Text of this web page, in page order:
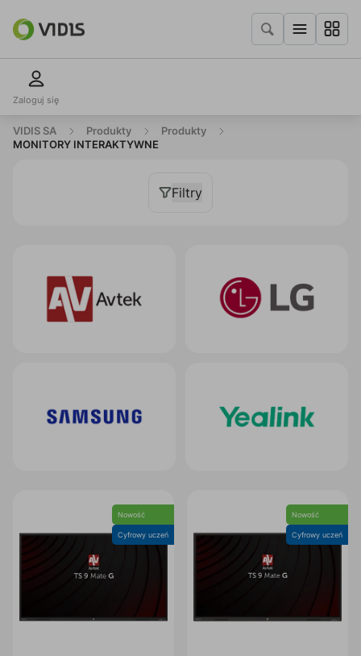
Zaloguj się
VIDIS SA Produkty
Produkty
MONITORY INTERAKTYWNE
Filtry
Nowość
Cyfrowy uczeń
Nowość
Cyfrowy uczeń